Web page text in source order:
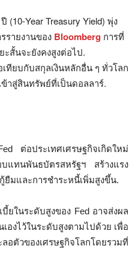
Year Treasury Yield) พุ่ง
รายงานของ Bloomberg การที่
สั้นจะยังคงสูงต่อไป.
ทียบกับสกุลเงินหลักอื่น ๆ ทั่วโลก
ข้าสู่สินทรัพย์ที่เป็นดอลลาร์.
ต่อประเทศเศรษฐกิจเกิดใหม่
บแทนพันธบัตรสหรัฐฯ สร้างแรง
ยืมและการชำระหนี้เพิ่มสูงขึ้น.
ยในระดับสูงของ Fed อาจส่งผล
องไว้ในระดับสูงตามไปด้วย เพื่อ
อตัวของเศรษฐกิจโลกโดยรวมที่